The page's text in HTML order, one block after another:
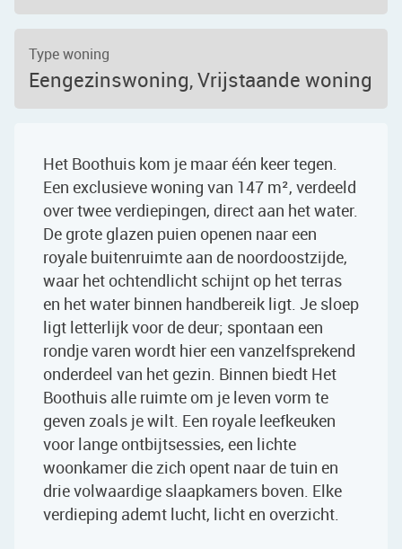
Type woning
Eengezinswoning, Vrijstaande woning
Het Boothuis kom je maar één keer tegen.
Een exclusieve woning van 147 m², verdeeld
over twee verdiepingen, direct aan het water.
De grote glazen puien openen naar een
royale buitenruimte aan de noordoostzijde,
waar het ochtendlicht schijnt op het terras
en het water binnen handbereik ligt. Je sloep
ligt letterlijk voor de deur; spontaan een
rondje varen wordt hier een vanzelfsprekend
onderdeel van het gezin. Binnen biedt Het
Boothuis alle ruimte om je leven vorm te
geven zoals je wilt. Een royale leefkeuken
voor lange ontbijtsessies, een lichte
woonkamer die zich opent naar de tuin en
drie volwaardige slaapkamers boven. Elke
verdieping ademt lucht, licht en overzicht.